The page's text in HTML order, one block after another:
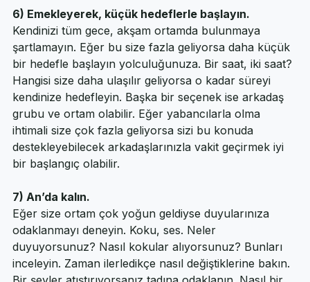
durmak iyi bir fikir olabilir.
6) Emekleyerek, küçük hedeflerle başlayın.
Kendinizi tüm gece, akşam ortamda bulunmaya
şartlamayın. Eğer bu size fazla geliyorsa daha küçük
bir hedefle başlayın yolculuğunuza. Bir saat, iki saat?
Hangisi size daha ulaşılır geliyorsa o kadar süreyi
kendinize hedefleyin. Başka bir seçenek ise arkadaş
grubu ve ortam olabilir. Eğer yabancılarla olma
ihtimali size çok fazla geliyorsa sizi bu konuda
destekleyebilecek arkadaşlarınızla vakit geçirmek iyi
bir başlangıç olabilir.
7) An’da kalın.
Eğer size ortam çok yoğun geldiyse duyularınıza
odaklanmayı deneyin. Koku, ses. Neler
duyuyorsunuz? Nasıl kokular alıyorsunuz? Bunları